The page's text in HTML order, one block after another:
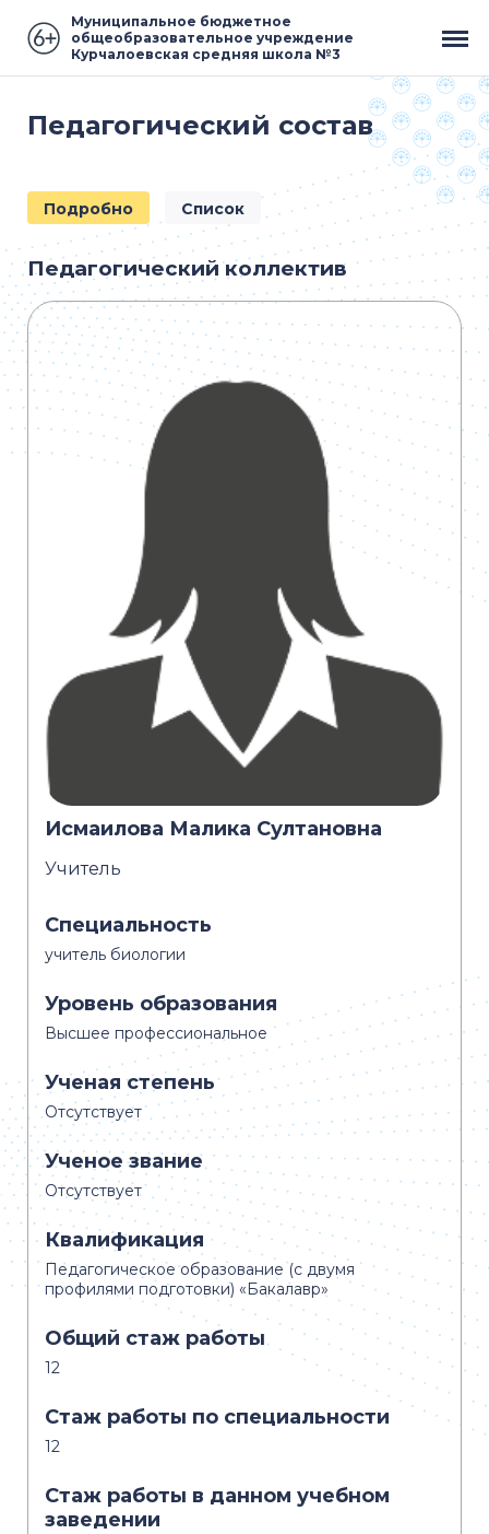
Муниципальное бюджетное
общеобразовательное учреждение
Курчалоевская средняя школа №3
Педагогический состав
Подробно Список
Педагогический коллектив
Исмаилова Малика Султановна
Учитель
Специальность
учитель биологии
Уровень образования
Высшее профессиональное
Ученая степень
Отсутствует
Ученое звание
Отсутствует
Квалификация
Педагогическое образование (с двумя
профилями подготовки) «Бакалавр»
Общий стаж работы
12
Стаж работы по специальности
12
Стаж работы в данном учебном
заведении